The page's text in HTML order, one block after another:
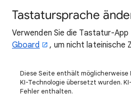
Tastatursprache
Verwenden Sie die Tastatur-
Gboard
, um nicht lateinische
Diese Seite enthält möglicherweise
KI-Technologie übersetzt wurden.
Fehler enthalten.